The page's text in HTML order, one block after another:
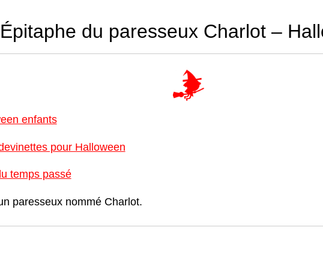
Épitaphe du paresseux Charlot –
enfants
pour Halloween
temps passé
paresseux nommé Charlot.